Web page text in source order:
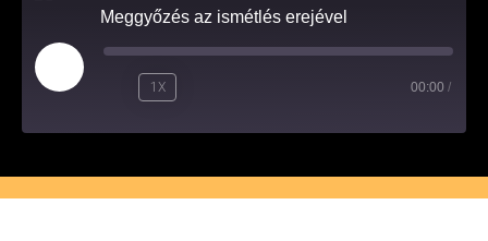
Meggyőzés az ismétlés erejével
1X 00:00 /